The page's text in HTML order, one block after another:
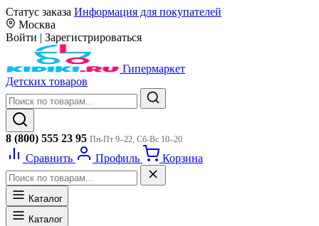
Статус заказа Информация для покупателей
Москва
Войти | Зарегистрироваться
Гипермаркет
Детских товаров
8 (800) 555 23 95 Пн-Пт 9–22, Сб-Вс 10–20
Сравнить Профиль Корзина
Каталог
Каталог